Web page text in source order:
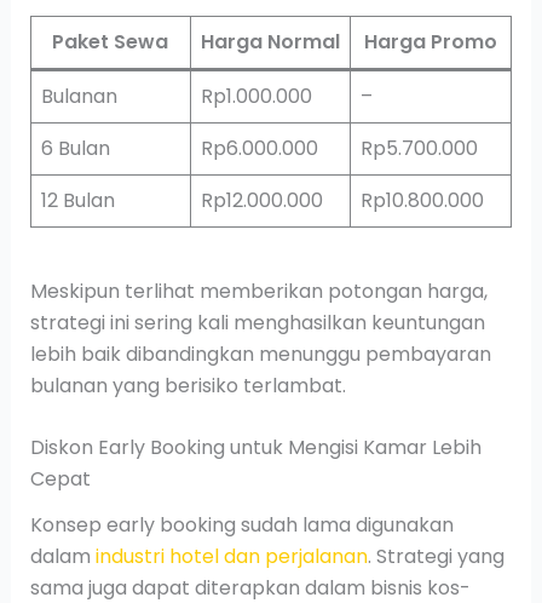
Paket Sewa Harga Normal
Harga Promo
Bulanan
Rp1.000.000
–
6 Bulan
Rp6.000.000
Rp5.700.000
12 Bulan
Rp12.000.000 Rp10.800.000
Meskipun terlihat memberikan potongan harga,
strategi ini sering kali menghasilkan keuntungan
lebih baik dibandingkan menunggu pembayaran
bulanan yang berisiko terlambat.
Diskon Early Booking untuk Mengisi Kamar Lebih
Cepat
Konsep early booking sudah lama digunakan
dalam industri hotel dan perjalanan. Strategi yang
sama juga dapat diterapkan dalam bisnis kos-